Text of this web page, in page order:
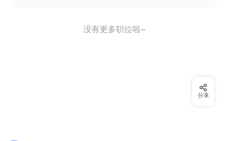
没有更多职位啦~
分享